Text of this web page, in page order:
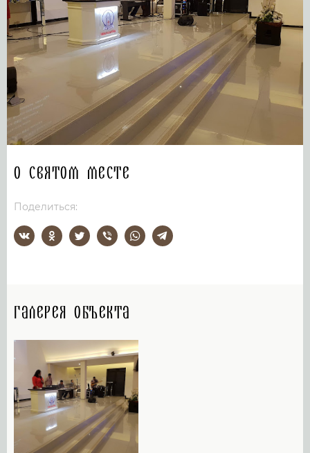
О святом месте
Поделиться:
Галерея объекта